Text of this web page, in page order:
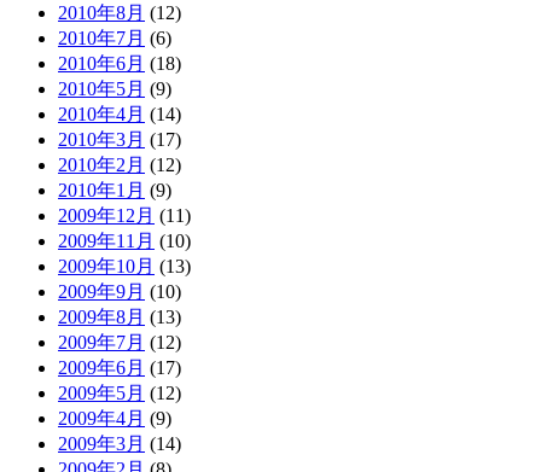
2010年8月 (12)
2010年7月 (6)
2010年6月 (18)
2010年5月 (9)
2010年4月 (14)
2010年3月 (17)
2010年2月 (12)
2010年1月 (9)
2009年12月 (11)
2009年11月 (10)
2009年10月 (13)
2009年9月 (10)
2009年8月 (13)
2009年7月 (12)
2009年6月 (17)
2009年5月 (12)
2009年4月 (9)
2009年3月 (14)